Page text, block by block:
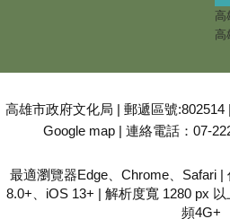
高
高
高雄市政府文化局 | 郵遞區號
Google map | 連絡電話：07-
最適瀏覽器Edge、Chrome、Safari |
8.0+、iOS 13+ | 解析度寬 1280 px
頻4G+